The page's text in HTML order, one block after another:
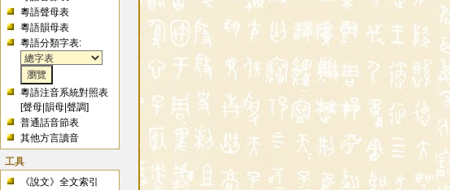
粵語聲母表
粵語韻母表
粵語分類字表:
粵語注音系統對照表
[聲母 |韻母 |聲調]
普通話音節表
其他方言讀音
工具
《說文》全文索引